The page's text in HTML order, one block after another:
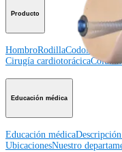
Producto
HombroRodillaCodoMano y
Cirugía cardiotorácica
Educación médica
Educación médica
UbicacionesNuestro